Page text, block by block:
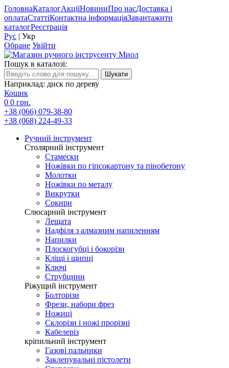
ГоловнаКаталогАкціїНовиниПро насДоставка і
оплатаСтаттіКонтактна інформаціяЗавантажити
каталогРеєстрація
Рус | Укр
Обране Увійти
Пошук в каталозі:
Наприклад: диск по дереву
Кошик
0 0 грн.
+38 (066) 079-38-80
+38 (068) 224-49-33
Ручний інструмент
Столярний інструмент
Стамески
Ножівки по гіпсокартону та пінобетону
Молотки
Ножівки по металу
Викрутки
Сокири
Слюсарний інструмент
Лещата
Надфіля з алмазним напиленням
Напилки
Плоскогубці і бокорізи
Кліщі і щипці
Ключі
Струбцини
Ріжущий інструмент
Болторізи
Фрези, набори фрез
Ножиці
Склорізи і ножі прорізні
Кабелеріз
кріпильний інструмент
Газові пальники
Заклепувальні пістолети